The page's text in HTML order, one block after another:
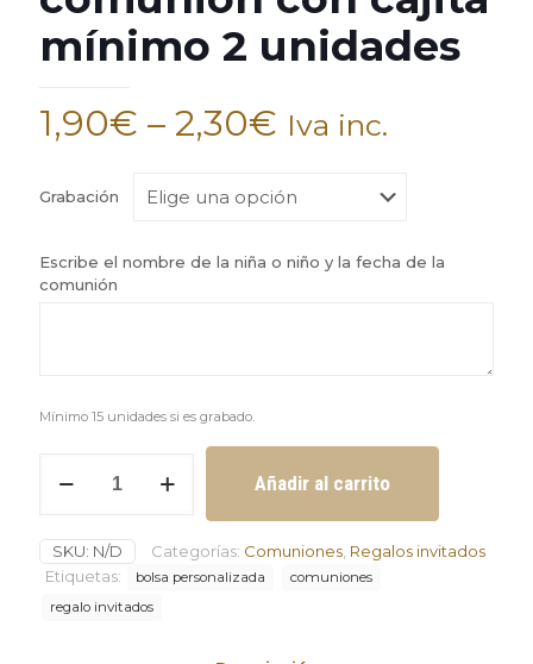
mínimo 2 unidades
1,90€ – 2,30€ Iva inc.
Grabación
Escribe el nombre de la niña o niño y la fecha de la
comunión
Mínimo 15 unidades si es grabado.
niño
de
comunión
Añadir al carrito
SKU: N/D Categorías: Comuniones, Regalos invitados
Etiquetas:
bolsa personalizada
comuniones
regalo invitados